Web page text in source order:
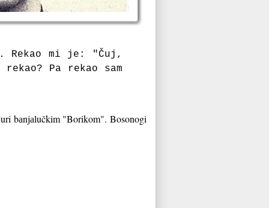
Rekаo mi je: "Čuj,
Pа rekаo sаm
bаnjаlučkim "Borikom". Bosonogi